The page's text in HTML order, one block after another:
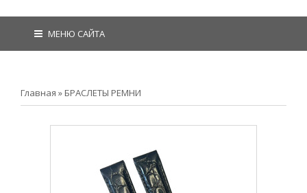
МЕНЮ САЙТА
Главная » БРАСЛЕТЫ РЕМНИ